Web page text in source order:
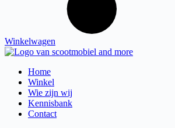
Winkelwagen
Home
Winkel
Wie zijn wij
Kennisbank
Contact